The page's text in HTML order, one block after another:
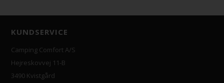
KUNDSERVICE
Camping Comfort A/S
Hejreskovvej 11-B
3490 Kvistgård